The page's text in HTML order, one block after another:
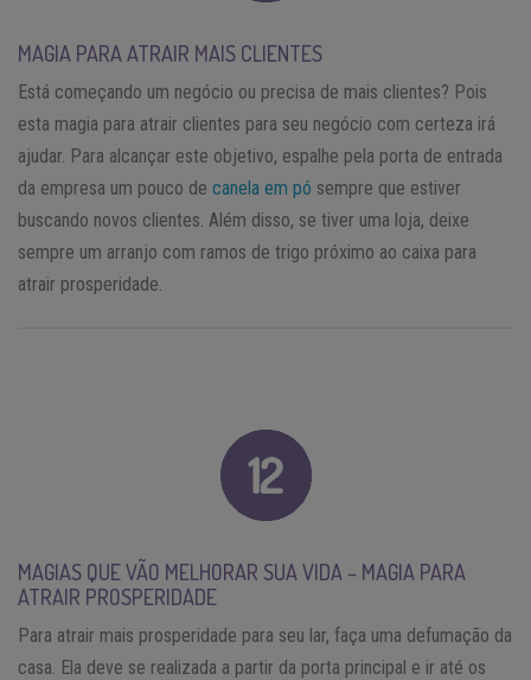
MAGIA PARA ATRAIR MAIS CLIENTES
Está começando um negócio ou precisa de mais clientes? Pois
esta magia para atrair clientes para seu negócio com certeza irá
ajudar. Para alcançar este objetivo, espalhe pela porta de entrada
da empresa um pouco de canela em pó sempre que estiver
buscando novos clientes. Além disso, se tiver uma loja, deixe
sempre um arranjo com ramos de trigo próximo ao caixa para
atrair prosperidade.
MAGIAS QUE VÃO MELHORAR SUA VIDA – MAGIA PARA
ATRAIR PROSPERIDADE
Para atrair mais prosperidade para seu lar, faça uma defumação da
casa. Ela deve se realizada a partir da porta principal e ir até os